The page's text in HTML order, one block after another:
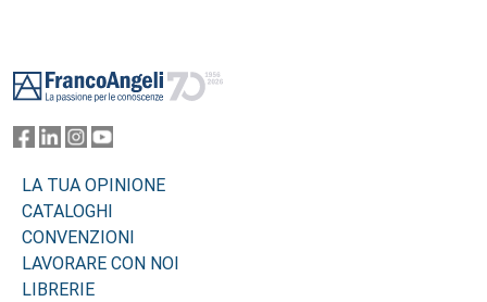
LA TUA OPINIONE
CATALOGHI
CONVENZIONI
LAVORARE CON NOI
LIBRERIE